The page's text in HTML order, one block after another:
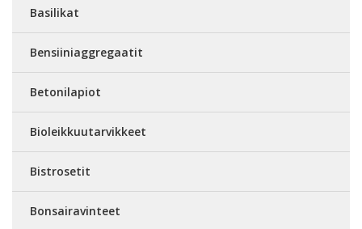
Basilikat
Bensiiniaggregaatit
Betonilapiot
Bioleikkuutarvikkeet
Bistrosetit
Bonsairavinteet